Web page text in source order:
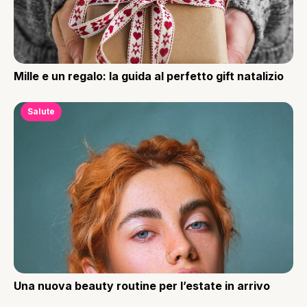
Mille e un regalo: la guida al perfetto gift natalizio
Salute
Una nuova beauty routine per l’estate in arrivo